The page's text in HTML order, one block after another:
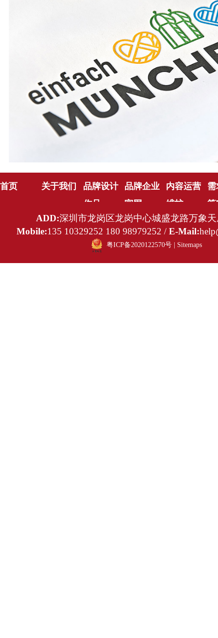
首页 关于我们
品牌设计
作品
品牌企业
官网
内容运营
维护
策
ADD:深圳市龙岗区龙岗中心城盛龙路万象
Mobile:135 10329252 180 98979252 /E-Mail:
粤ICP备2020122570号| Sitemaps